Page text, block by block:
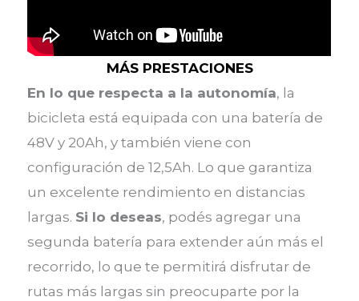
MÁS PRESTACIONES
En lo que respecta a la autonomía, la
bicicleta está equipada con una batería de
48V y 20Ah, y también viene con
configuración de 12,5Ah. Lo que garantiza
un excelente rendimiento en distancias
largas. Si lo deseas, podés agregar una
segunda batería para extender aún más el
recorrido, lo que te permitirá disfrutar de
rutas más largas sin preocuparte por la